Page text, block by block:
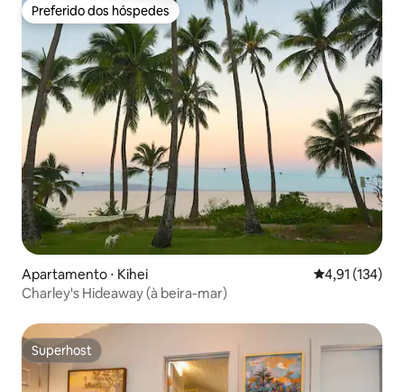
Preferido dos hóspedes
Preferido dos hóspedes
Apartamento ⋅ Kihei 4,91 de uma
4,91 (134)
Charley's Hideaway (à beira-mar)
Superhost
Superhost